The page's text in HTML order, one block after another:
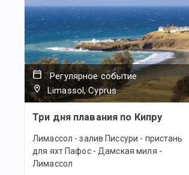
Регулярное событие
Limassol, Cyprus
Три дня плавания по Кипру
Лимассол - залив Писсури - пристань
для яхт Пафос - Дамская миля -
Лимассол